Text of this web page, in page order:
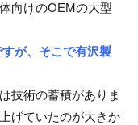
向けのOEMの大型
が、そこで有沢製
技術の蓄積がありま
げていたのが大きか